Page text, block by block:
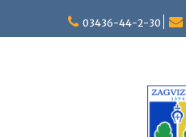
вмісту
03436-44-2-30